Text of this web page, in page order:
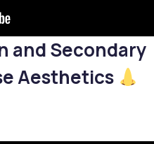
and Secondary
Aesthetics